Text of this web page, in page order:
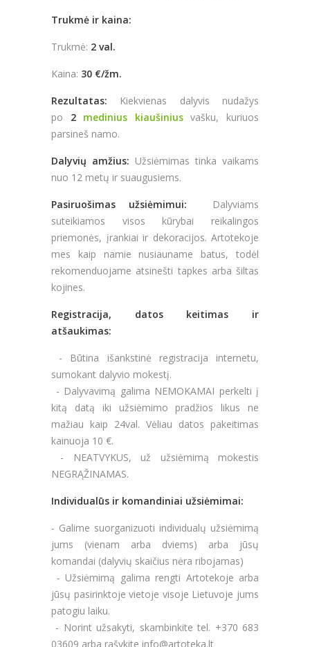
Trukmė ir kaina:
Trukmė: 2 val.
Kaina: 30 €/žm.
Rezultatas: Kiekvienas dalyvis nudažys
po
2 medinius kiaušinius vašku, kuriuos
parsineš namo.
Dalyvių amžius: Užsiėmimas tinka vaikams
nuo 12 metų ir suaugusiems.
Pasiruošimas užsiėmimui:
Dalyviams
suteikiamos visos kūrybai reikalingos
priemonės, įrankiai ir dekoracijos. Artotekoje
mes kaip namie nusiauname batus, todėl
rekomenduojame atsinešti tapkes arba šiltas
kojines.
Registracija, datos keitimas ir
atšaukimas:
- Būtina išankstinė registracija internetu,
sumokant dalyvio mokestį.
- Dalyvavimą galima NEMOKAMAI perkelti į
kitą datą iki užsiėmimo pradžios likus ne
mažiau kaip 24val. Vėliau datos pakeitimas
kainuoja 10 €.
- NEATVYKUS, už užsiėmimą mokestis
NEGRĄŽINAMAS.
Individualūs ir komandiniai užsiėmimai:
- Galime suorganizuoti individualų užsiėmimą
jums (vienam arba dviems) arba jūsų
komandai (dalyvių skaičius nėra ribojamas)
- Užsiėmimą galima rengti Artotekoje arba
jūsų pasirinktoje vietoje visoje Lietuvoje jums
patogiu laiku.
- Norint užsakyti, skambinkite tel. +370 683
03609 arba rašykite info@artoteka.lt